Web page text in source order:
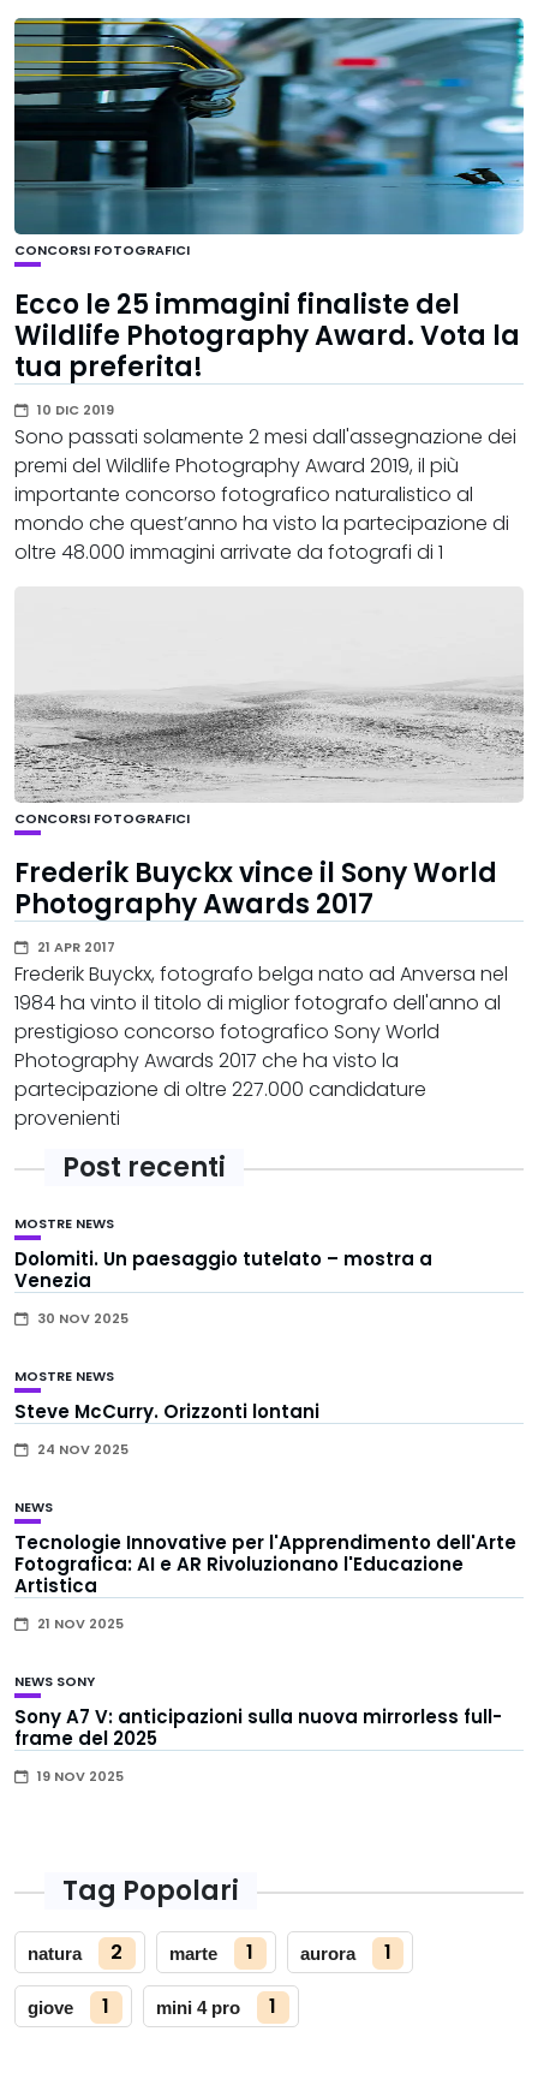
CONCORSI FOTOGRAFICI
Ecco le 25 immagini finaliste del
Wildlife Photography Award. Vota la
tua preferita!
10 DIC 2019
Sono passati solamente 2 mesi dall'assegnazione dei
premi del Wildlife Photography Award 2019, il più
importante concorso fotografico naturalistico al
mondo che quest’anno ha visto la partecipazione di
oltre 48.000 immagini arrivate da fotografi di 1
CONCORSI FOTOGRAFICI
Frederik Buyckx vince il Sony World
Photography Awards 2017
21 APR 2017
Frederik Buyckx, fotografo belga nato ad Anversa nel
1984 ha vinto il titolo di miglior fotografo dell'anno al
prestigioso concorso fotografico Sony World
Photography Awards 2017 che ha visto la
partecipazione di oltre 227.000 candidature
provenienti
Post recenti
MOSTRE NEWS
Dolomiti. Un paesaggio tutelato – mostra a
Venezia
30 NOV 2025
MOSTRE NEWS
Steve McCurry. Orizzonti lontani
24 NOV 2025
NEWS
Tecnologie Innovative per l'Apprendimento dell'Arte
Fotografica: AI e AR Rivoluzionano l'Educazione
Artistica
21 NOV 2025
NEWS SONY
Sony A7 V: anticipazioni sulla nuova mirrorless full-
frame del 2025
19 NOV 2025
Tag Popolari
natura 2 marte 1 aurora 1
giove 1 mini 4 pro 1